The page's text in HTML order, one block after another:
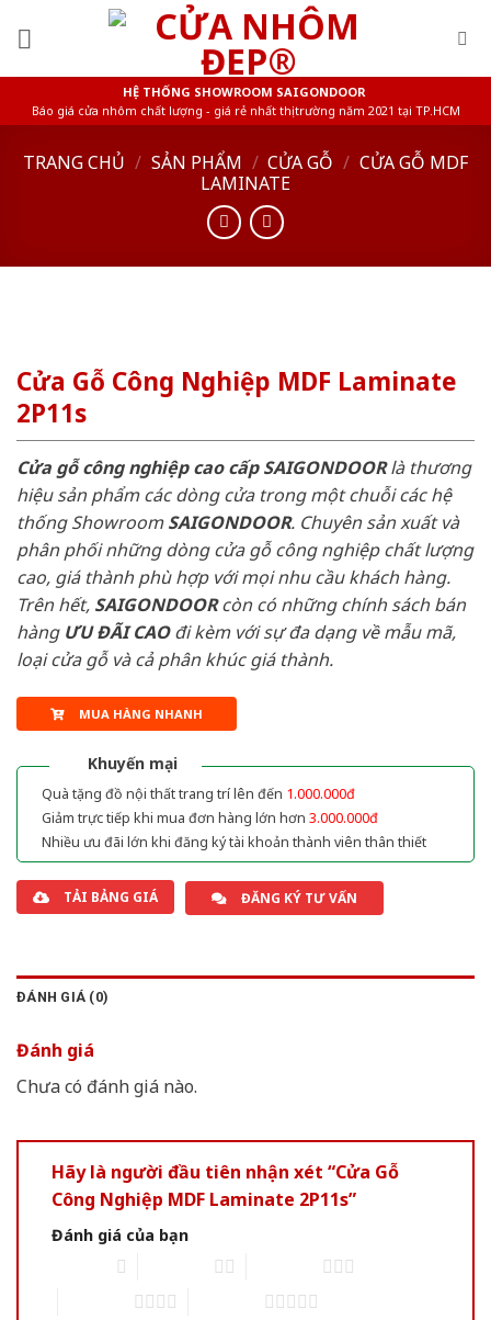
HỆ THỐNG SHOWROOM SAIGONDOOR
Báo giá cửa nhôm chất lượng - giá rẻ nhất thị trường năm 2021 tại TP.HCM
TRANG CHỦ / SẢN PHẨM / CỬA GỖ / CỬA GỖ MDF
LAMINATE
Cửa Gỗ Công Nghiệp MDF Laminate
2P11s
Cửa gỗ công nghiệp cao cấp SAIGONDOORlà thương
hiệu sản phẩm các dòng cửa trong một chuỗi các hệ
thống ShowroomSAIGONDOOR. Chuyên sản xuất và
phân phối những dòng cửa gỗ công nghiệp chất lượng
cao, giá thành phù hợp với mọi nhu cầu khách hàng.
Trên hết, SAIGONDOORcòn có những chính sách bán
hàng ƯU ĐÃI CAOđi kèm với sự đa dạng về mẫu mã,
loại cửa gỗ và cả phân khúc giá thành.
MUA HÀNG NHANH
Khuyến mại
Quà tặng đồ nội thất trang trí lên đến 1.000.000đ
Giảm trực tiếp khi mua đơn hàng lớn hơn 3.000.000đ
Nhiều ưu đãi lớn khi đăng ký tài khoản thành viên thân thiết
TẢI BẢNG GIÁ ĐĂNG KÝ TƯ VẤN
ĐÁNH GIÁ (0)
Đánh giá
Chưa có đánh giá nào.
Hãy là người đầu tiên nhận xét “Cửa Gỗ
Công Nghiệp MDF Laminate 2P11s”
Đánh giá của bạn